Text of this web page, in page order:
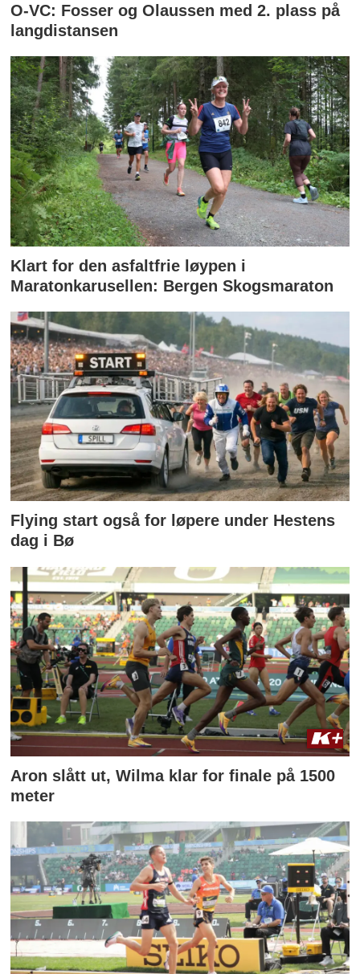
O-VC: Fosser og Olaussen med 2. plass på
langdistansen
Klart for den asfaltfrie løypen i
Maratonkarusellen: Bergen Skogsmaraton
Flying start også for løpere under Hestens
dag i Bø
Aron slått ut, Wilma klar for finale på 1500
meter